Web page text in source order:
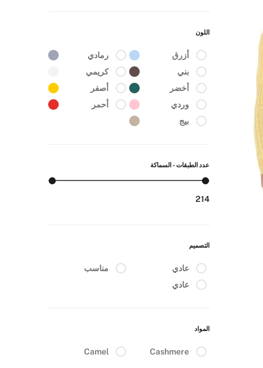
اللون
أزرق
رمادي
بني
كريمي
أخضر
أصفر
وردي
أحمر
بيج
عدد الطبقات - السماكة
214
التصميم
عادي
مناسب
عادي
المواد
Cashmere
Camel